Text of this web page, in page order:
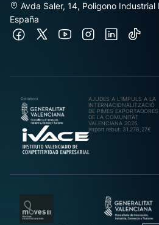
Avda Saler, 14, Poligono
España
AJUDES A L’IMPULS A LA
INTERNACIONALITZACIÓ
DE PIMES EXPORTADORES
DE LA COMUNITAT
VALENCIANA 2025.
Import rebut: 31.278,27€